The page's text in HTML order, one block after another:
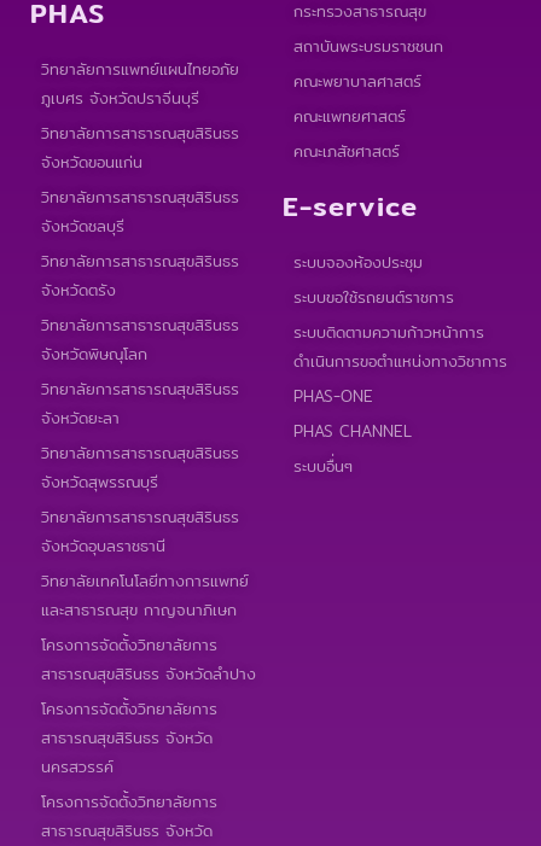
PHAS
วิทยาลัยการแพทย์แผนไทยอภัย
ภูเบศร จังหวัดปราจีนบุรี
วิทยาลัยการสาธารณสุขสิรินธร
จังหวัดขอนแก่น
วิทยาลัยการสาธารณสุขสิรินธร
จังหวัดชลบุรี
วิทยาลัยการสาธารณสุขสิรินธร
จังหวัดตรัง
วิทยาลัยการสาธารณสุขสิรินธร
จังหวัดพิษณุโลก
วิทยาลัยการสาธารณสุขสิรินธร
จังหวัดยะลา
วิทยาลัยการสาธารณสุขสิรินธร
จังหวัดสุพรรณบุรี
วิทยาลัยการสาธารณสุขสิรินธร
จังหวัดอุบลราชธานี
วิทยาลัยเทคโนโลยีทางการแพทย์
และสาธารณสุข กาญจนาภิเษก
โครงการจัดตั้งวิทยาลัยการ
สาธารณสุขสิรินธร จังหวัดลำปาง
โครงการจัดตั้งวิทยาลัยการ
สาธารณสุขสิรินธร จังหวัด
นครสวรรค์
โครงการจัดตั้งวิทยาลัยการ
สาธารณสุขสิรินธร จังหวัด
กระทรวงสาธารณสุข
สถาบันพระบรมราชชนก
คณะพยาบาลศาสตร์
คณะแพทยศาสตร์
คณะเภสัชศาสตร์
E-service
ระบบจองห้องประชุม
ระบบขอใช้รถยนต์ราชการ
ระบบติดตามความก้าวหน้าการ
ดำเนินการขอตำแหน่งทางวิชาการ
PHAS-ONE
PHAS CHANNEL
ระบบอื่นๆ